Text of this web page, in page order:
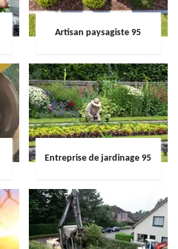
Artisan paysagiste 95
Entreprise de jardinage 95